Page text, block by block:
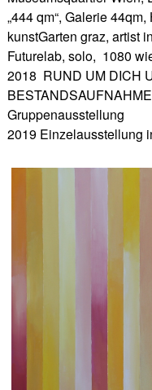
„444 qm“, Galerie 44qm,
kunstGarten graz, artist
Futurelab, solo, 1080
2018 RUND UM DICH
Gruppenausstellung
2019 Einzelausstellung